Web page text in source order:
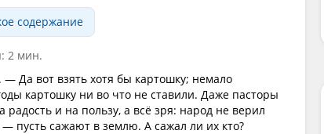
содержание
2 мин.
Да вот взять хотя бы картошку; немало
картошку ни во что не ставили. Даже пасторы
и на пользу, а всё зря: народ не верил
пусть сажают в землю. А сажал ли их кто?